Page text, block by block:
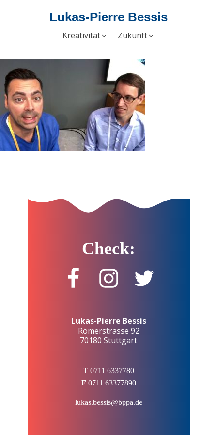
Lukas-Pierre Bessis
Kreativität Zukunft
Check:
Lukas-Pierre Bessis
Römerstrasse 92
70180 Stuttgart
T 0711 6337780
F 0711 63377890
lukas.bessis@bppa.de